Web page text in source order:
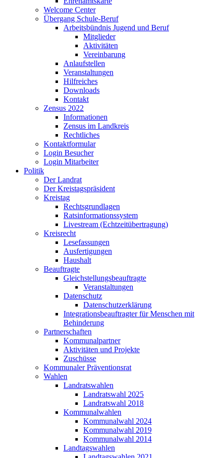
Welcome Center
Übergang Schule-Beruf
Arbeitsbündnis Jugend und Beruf
Mitglieder
Aktivitäten
Vereinbarung
Anlaufstellen
Veranstaltungen
Hilfreiches
Downloads
Kontakt
Zensus 2022
Informationen
Zensus im Landkreis
Rechtliches
Kontaktformular
Login Besucher
Login Mitarbeiter
Politik
Der Landrat
Der Kreistagspräsident
Kreistag
Rechtsgrundlagen
Ratsinformationssystem
Livestream (Echtzeitübertragung)
Kreisrecht
Lesefassungen
Ausfertigungen
Haushalt
Beauftragte
Gleichstellungsbeauftragte
Veranstaltungen
Datenschutz
Datenschutzerklärung
Integrationsbeauftragter für Menschen mit
Behinderung
Partnerschaften
Kommunalpartner
Aktivitäten und Projekte
Zuschüsse
Kommunaler Präventionsrat
Wahlen
Landratswahlen
Landratswahl 2025
Landratswahl 2018
Kommunalwahlen
Kommunalwahl 2024
Kommunalwahl 2019
Kommunalwahl 2014
Landtagswahlen